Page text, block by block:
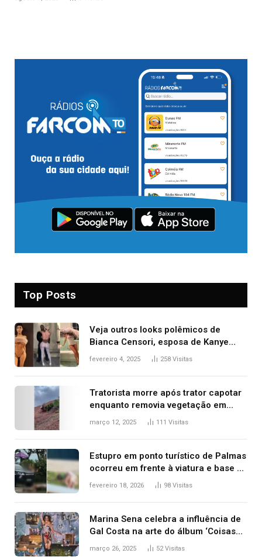
Top Posts
Veja outros looks polêmicos de
Bianca Censori, esposa de Kanye
West que apareceu nua no Grammy
fevereiro 4, 2025 258 Visitas
Tratorista morre após trator capotar
enquanto removia vegetação em
ribanceira de rodovia
março 12, 2025 111 Visitas
Estupro em ponto turístico de Palmas
ocorreu em frente à viatura e base de
segurança; polícia investiga
fevereiro 18, 2026 98 Visitas
Marina Sena celebra a influência de
Gal Costa na arte do álbum ‘Coisas
naturais’
março 26, 2025 52Visitas